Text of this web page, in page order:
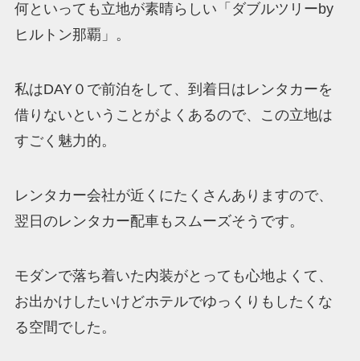
何といっても立地が素晴らしい「ダブルツリーby
ヒルトン那覇」。
私はDAY０で前泊をして、到着日はレンタカーを
借りないということがよくあるので、この立地は
すごく魅力的。
レンタカー会社が近くにたくさんありますので、
翌日のレンタカー配車もスムーズそうです。
モダンで落ち着いた内装がとっても心地よくて、
お出かけしたいけどホテルでゆっくりもしたくな
る空間でした。